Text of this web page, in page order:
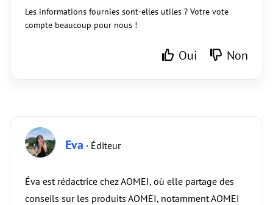
Les informations fournies sont-elles utiles ? Votre vote
compte beaucoup pour nous !
Oui Non
Eva · Éditeur
Éva est rédactrice chez AOMEI, où elle partage des
conseils sur les produits AOMEI, notamment AOMEI